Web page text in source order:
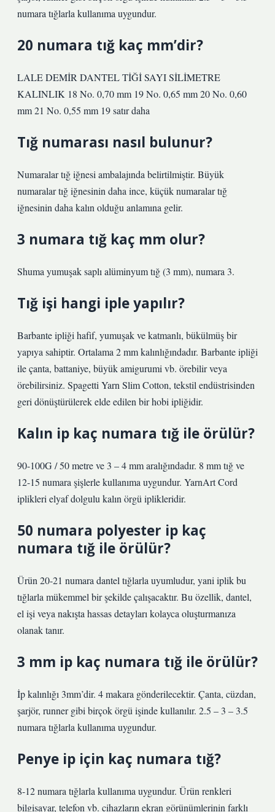
numara tığlarla kullanıma uygundur.
20 numara tığ kaç mm’dir?
LALE DEMİR DANTEL TİĞİ SAYI SİLİMETRE
KALINLIK 18 No. 0,70 mm 19 No. 0,65 mm 20 No. 0,60
mm 21 No. 0,55 mm 19 satır daha
Tığ numarası nasıl bulunur?
Numaralar tığ iğnesi ambalajında ​​belirtilmiştir. Büyük
numaralar tığ iğnesinin daha ince, küçük numaralar tığ
iğnesinin daha kalın olduğu anlamına gelir.
3 numara tığ kaç mm olur?
Shuma yumuşak saplı alüminyum tığ (3 mm), numara 3.
Tığ işi hangi iple yapılır?
Barbante ipliği hafif, yumuşak ve katmanlı, bükülmüş bir
yapıya sahiptir. Ortalama 2 mm kalınlığındadır. Barbante ipliği
ile çanta, battaniye, büyük amigurumi vb. örebilir veya
örebilirsiniz. Spagetti Yarn Slim Cotton, tekstil endüstrisinden
geri dönüştürülerek elde edilen bir hobi ipliğidir.
Kalın ip kaç numara tığ ile örülür?
90-100G / 50 metre ve 3 – 4 mm aralığındadır. 8 mm tığ ve
12-15 numara şişlerle kullanıma uygundur. YarnArt Cord
iplikleri elyaf dolgulu kalın örgü iplikleridir.
50 numara polyester ip kaç
numara tığ ile örülür?
Ürün 20-21 numara dantel tığlarla uyumludur, yani iplik bu
tığlarla mükemmel bir şekilde çalışacaktır. Bu özellik, dantel,
el işi veya nakışta hassas detayları kolayca oluşturmanıza
olanak tanır.
3 mm ip kaç numara tığ ile örülür?
İp kalınlığı 3mm’dir. 4 makara gönderilecektir. Çanta, cüzdan,
şarjör, runner gibi birçok örgü işinde kullanılır. 2.5 – 3 – 3.5
numara tığlarla kullanıma uygundur.
Penye ip için kaç numara tığ?
8-12 numara tığlarla kullanıma uygundur. Ürün renkleri
bilgisayar, telefon vb. cihazların ekran görünümlerinin farklı